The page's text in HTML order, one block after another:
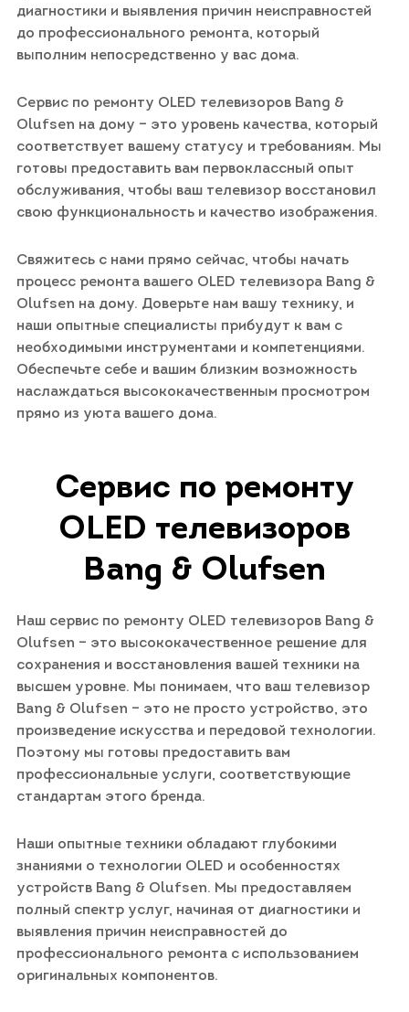
диагностики и выявления причин неисправностей
до профессионального ремонта, который
выполним непосредственно у вас дома.
Сервис по ремонту OLED телевизоров Bang &
Olufsen на дому – это уровень качества, который
соответствует вашему статусу и требованиям. Мы
готовы предоставить вам первоклассный опыт
обслуживания, чтобы ваш телевизор восстановил
свою функциональность и качество изображения.
Свяжитесь с нами прямо сейчас, чтобы начать
процесс ремонта вашего OLED телевизора Bang &
Olufsen на дому. Доверьте нам вашу технику, и
наши опытные специалисты прибудут к вам с
необходимыми инструментами и компетенциями.
Обеспечьте себе и вашим близким возможность
наслаждаться высококачественным просмотром
прямо из уюта вашего дома.
Сервис по ремонту
OLED телевизоров
Bang & Olufsen
Наш сервис по ремонту OLED телевизоров Bang &
Olufsen – это высококачественное решение для
сохранения и восстановления вашей техники на
высшем уровне. Мы понимаем, что ваш телевизор
Bang & Olufsen – это не просто устройство, это
произведение искусства и передовой технологии.
Поэтому мы готовы предоставить вам
профессиональные услуги, соответствующие
стандартам этого бренда.
Наши опытные техники обладают глубокими
знаниями о технологии OLED и особенностях
устройств Bang & Olufsen. Мы предоставляем
полный спектр услуг, начиная от диагностики и
выявления причин неисправностей до
профессионального ремонта с использованием
оригинальных компонентов.